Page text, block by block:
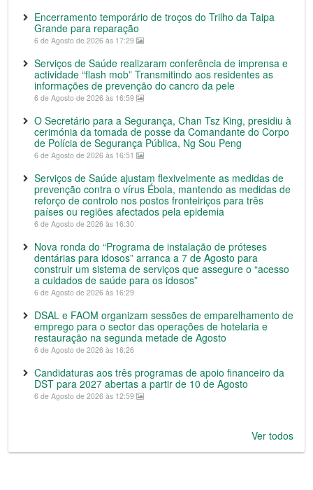
Encerramento temporário de troços do Trilho da Taipa
Grande para reparação
6 de Agosto de 2026 às 17:29
Serviços de Saúde realizaram conferência de imprensa e
actividade “flash mob” Transmitindo aos residentes as
informações de prevenção do cancro da pele
6 de Agosto de 2026 às 16:59
O Secretário para a Segurança, Chan Tsz King, presidiu à
cerimónia da tomada de posse da Comandante do Corpo
de Polícia de Segurança Pública, Ng Sou Peng
6 de Agosto de 2026 às 16:51
Serviços de Saúde ajustam flexivelmente as medidas de
prevenção contra o vírus Ébola, mantendo as medidas de
reforço de controlo nos postos fronteiriços para três
países ou regiões afectados pela epidemia
6 de Agosto de 2026 às 16:30
Nova ronda do “Programa de instalação de próteses
dentárias para idosos” arranca a 7 de Agosto para
construir um sistema de serviços que assegure o “acesso
a cuidados de saúde para os idosos”
6 de Agosto de 2026 às 16:29
DSAL e FAOM organizam sessões de emparelhamento de
emprego para o sector das operações de hotelaria e
restauração na segunda metade de Agosto
6 de Agosto de 2026 às 16:26
Candidaturas aos três programas de apoio financeiro da
DST para 2027 abertas a partir de 10 de Agosto
6 de Agosto de 2026 às 12:59
Ver todos